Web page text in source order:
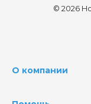
© 2026
О компании